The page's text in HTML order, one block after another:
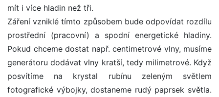
mít i více hladin než tři.
Záření vzniklé tímto způsobem bude odpovídat rozdílu
prostřední (pracovní) a spodní energetické hladiny.
Pokud chceme dostat např. centimetrové vlny, musíme
generátoru dodávat vlny kratší, tedy milimetrové. Když
posvítíme na krystal rubínu zeleným světlem
fotografické výbojky, dostaneme rudý paprsek světla.